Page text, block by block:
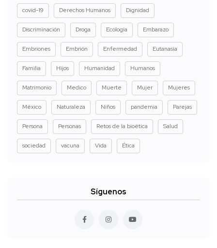
covid-19 Derechos Humanos Dignidad
Discriminación Droga Ecología Embarazo
Embriones Embrión Enfermedad Eutanasia
Familia Hijos Humanidad Humanos
Matrimonio Medico Muerte Mujer Mujeres
México Naturaleza Niños pandemia Parejas
Persona Personas Retos de la bioética Salud
sociedad vacuna Vida Ética
Síguenos